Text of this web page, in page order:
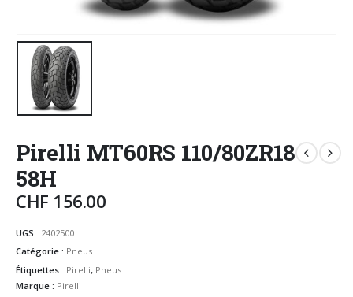
Pirelli MT60RS 110/80ZR18
58H
CHF 156.00
UGS : 2402500
Catégorie : Pneus
Étiquettes : Pirelli, Pneus
Marque : Pirelli